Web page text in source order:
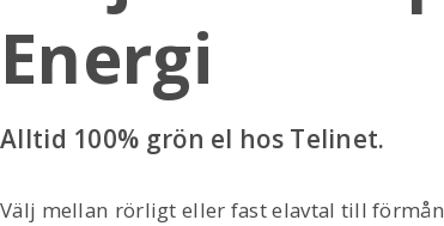
Energi
Alltid 100% grön el hos Telinet.
Välj mellan rörligt eller fast elavtal till